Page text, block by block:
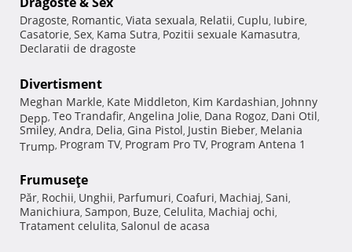
Dragoste, Romantic, Viata sexuala, Relatii, Cuplu, Iubire,
Casatorie, Sex, Kama Sutra, Pozitii sexuale Kamasutra,
Declaratii de dragoste
Divertisment
Meghan Markle, Kate Middleton, Kim Kardashian, Johnny
Depp, Teo Trandafir, Angelina Jolie, Dana Rogoz, Dani Otil,
Smiley, Andra, Delia, Gina Pistol, Justin Bieber, Melania
Trump, Program TV, Program Pro TV, Program Antena 1
Frumuseţe
Păr, Rochii, Unghii, Parfumuri, Coafuri, Machiaj, Sani,
Manichiura, Sampon, Buze, Celulita, Machiaj ochi,
Tratament celulita, Salonul de acasa